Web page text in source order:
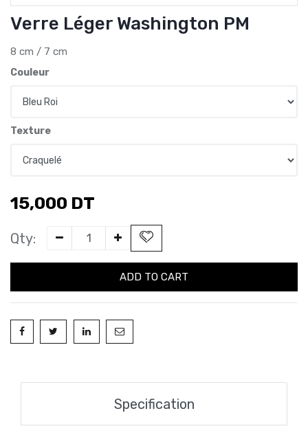
Verre Léger Washington PM
8 cm / 7 cm
Couleur
Texture
15,000 DT
Qty:
ADD TO CART
Specification